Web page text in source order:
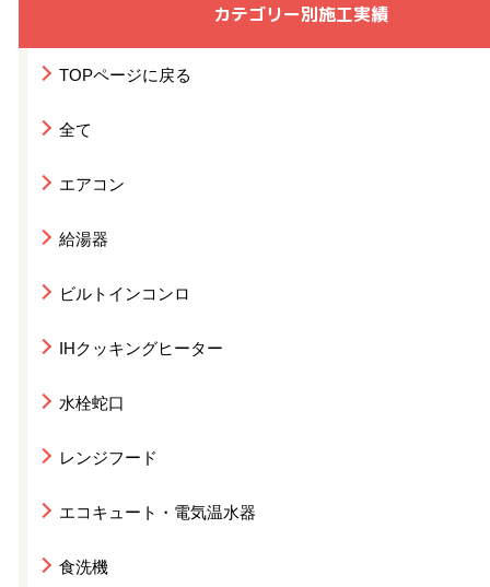
カテゴリー別施工実績
TOPページに戻る
全て
エアコン
給湯器
ビルトインコンロ
IHクッキングヒーター
水栓蛇口
レンジフード
エコキュート・電気温水器
食洗機